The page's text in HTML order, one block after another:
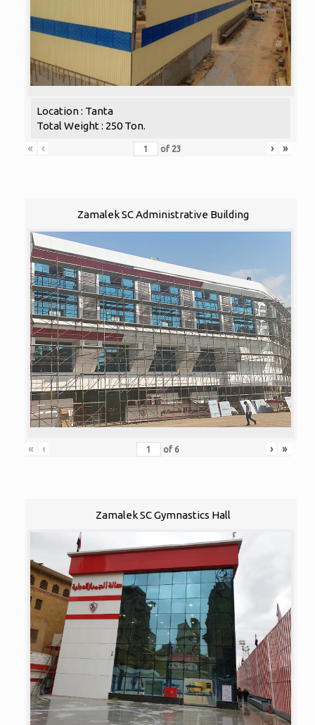
Location : Tanta
Total Weight : 250 Ton.
«
‹ of 23 › »
Zamalek SC Administrative Building
« ‹ of 6 › »
Zamalek SC Gymnastics Hall